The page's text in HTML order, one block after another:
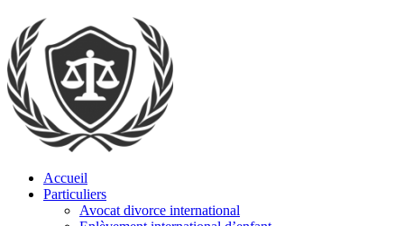
Accueil
Particuliers
Avocat divorce international